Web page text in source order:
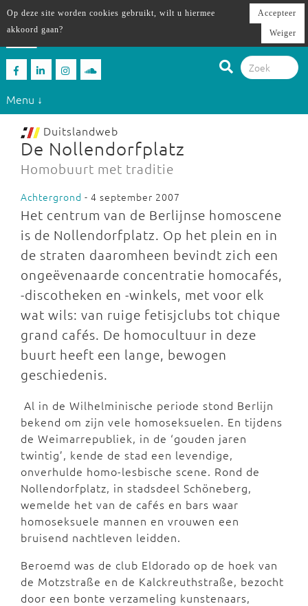
Menu ↓
Duitslandweb
De Nollendorfplatz
Homobuurt met traditie
Achtergrond - 4 september 2007
Het centrum van de Berlijnse homoscene
is de Nollendorfplatz. Op het plein en in
de straten daaromheen bevindt zich een
ongeëvenaarde concentratie homocafés,
-discotheken en -winkels, met voor elk
wat wils: van ruige fetisjclubs tot chique
grand cafés. De homocultuur in deze
buurt heeft een lange, bewogen
geschiedenis.
Al in de Wilhelminische periode stond Berlijn
bekend om zijn vele homoseksuelen. En tijdens
de Weimarrepubliek, in de ‘gouden jaren
twintig’, kende de stad een levendige,
onverhulde homo-lesbische scene. Rond de
Nollendorfplatz, in stadsdeel Schöneberg,
wemelde het van de cafés en bars waar
homoseksuele mannen en vrouwen een
bruisend nachtleven leidden.
Beroemd was de club Eldorado op de hoek van
de Motzstraße en de Kalckreuthstraße, bezocht
door een bonte verzameling kunstenaars,
Op deze site worden cookies gebruikt, wilt u hiermee
akkoord gaan?
Accepteer
Weiger